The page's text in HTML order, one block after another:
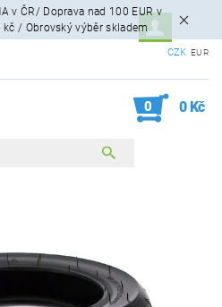
v ČR/ Doprava nad 100 EUR v
kč / Obrovský výběr skladem
CZK EUR
0 0 Kč